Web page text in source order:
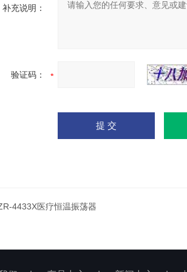
补充说明：
验证码：
4433X医疗恒温振荡器